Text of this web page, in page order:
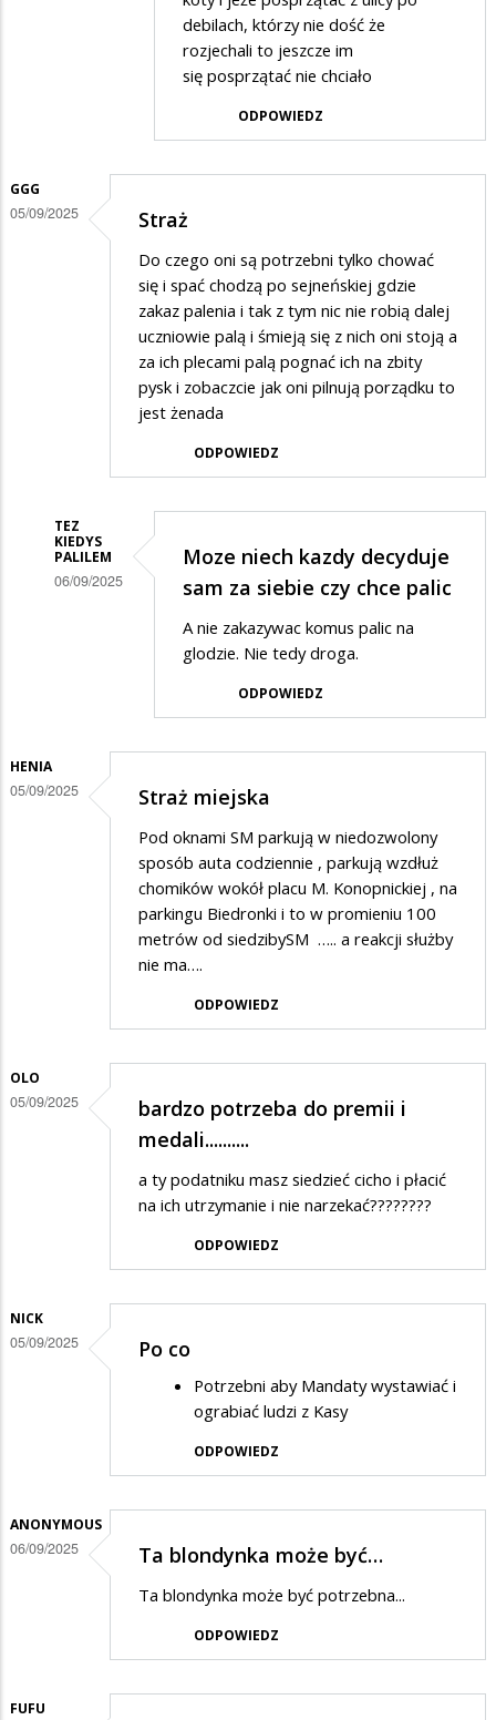
debilach, którzy nie dość że
rozjechali to jeszcze im
się posprzątać nie chciało
ODPOWIEDZ
GGG
05/09/2025 Straż
Do czego oni są potrzebni tylko chować
się i spać chodzą po sejneńskiej gdzie
zakaz palenia i tak z tym nic nie robią dalej
uczniowie palą i śmieją się z nich oni stoją a
za ich plecami palą pognać ich na zbity
pysk i zobaczcie jak oni pilnują porządku to
jest żenada
ODPOWIEDZ
TEZ
KIEDYS
PALILEM
06/09/2025
Moze niech kazdy decyduje
sam za siebie czy chce palic
A nie zakazywac komus palic na
glodzie. Nie tedy droga.
ODPOWIEDZ
HENIA
05/09/2025 Straż miejska
Pod oknami SM parkują w niedozwolony
sposób auta codziennie , parkują wzdłuż
chomików wokół placu M. Konopnickiej , na
parkingu Biedronki i to w promieniu 100
metrów od siedzibySM ….. a reakcji służby
nie ma….
ODPOWIEDZ
OLO
05/09/2025
bardzo potrzeba do premii i
medali..........
a ty podatniku masz siedzieć cicho i płacić
na ich utrzymanie i nie narzekać????????
ODPOWIEDZ
NICK
05/09/2025 Po co
Potrzebni aby Mandaty wystawiać i
ograbiać ludzi z Kasy
ODPOWIEDZ
ANONYMOUS
06/09/2025 Ta blondynka może być…
Ta blondynka może być potrzebna...
ODPOWIEDZ
FUFU